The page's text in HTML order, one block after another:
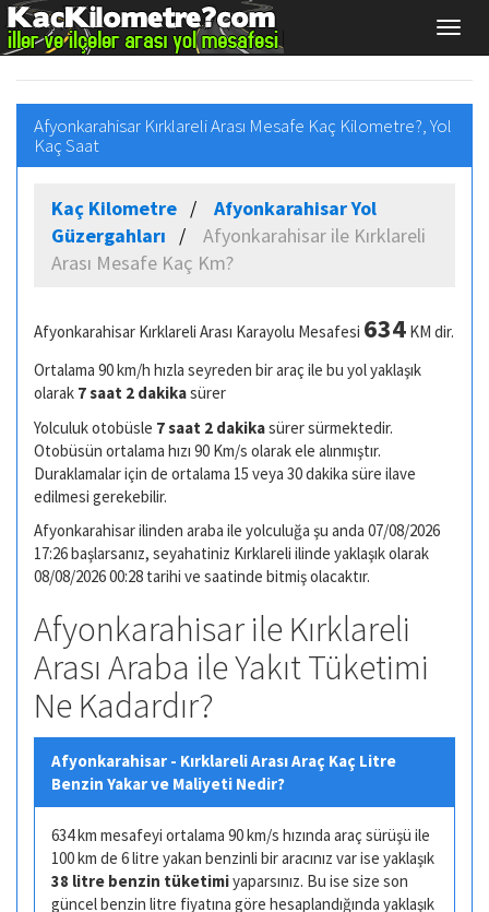
Afyonkarahisar Kırklareli Arası Mesafe Kaç Kilometre?, Yol
Kaç Saat
Kaç Kilometre
Afyonkarahisar Yol
Güzergahları
Afyonkarahisar ile Kırklareli
Arası Mesafe Kaç Km?
Afyonkarahisar Kırklareli Arası Karayolu Mesafesi 634 KM dir.
Ortalama 90 km/h hızla seyreden bir araç ile bu yol yaklaşık
olarak 7 saat 2 dakikasürer
Yolculuk otobüsle 7 saat 2 dakikasürer sürmektedir.
Otobüsün ortalama hızı 90 Km/s olarak ele alınmıştır.
Duraklamalar için de ortalama 15 veya 30 dakika süre ilave
edilmesi gerekebilir.
Afyonkarahisar ilinden araba ile yolculuğa şu anda 07/08/2026
17:26 başlarsanız, seyahatiniz Kırklareli ilinde yaklaşık olarak
08/08/2026 00:28 tarihi ve saatinde bitmiş olacaktır.
Afyonkarahisar ile Kırklareli
Arası Araba ile Yakıt Tüketimi
Ne Kadardır?
Afyonkarahisar - Kırklareli Arası Araç Kaç Litre
Benzin Yakar ve Maliyeti Nedir?
634 km mesafeyi ortalama 90 km/s hızında araç sürüşü ile
100 km de 6 litre yakan benzinli bir aracınız var ise yaklaşık
38 litre benzin tüketimiyaparsınız. Bu ise size son
güncel benzin litre fiyatına göre hesaplandığında yaklaşık